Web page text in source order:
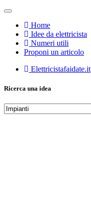
Home
Idee da elettricista
Numeri utili
Proponi un articolo
Elettricistafaidate.it
Ricerca una idea